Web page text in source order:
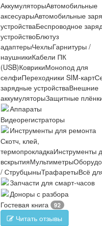
АккумуляторыАвтомобильные
аксесуарыАвтомобильные
устройстваБеспроводное
устройствоБлютуз
адаптерыЧехлыГарнитуры /
наушникиКабели ПК
(USB)КоврикиМонопод для
селфиПереходники SIM-карт
зарядные устройстваВнешние
аккумуляторыЗащитные
Аппараты
Видеорегистраторы
Инструменты для ремонта
Скотч, клей,
термопрокладкаИнструменты
вскрытияМультиметры
/ СтрубцыныТрафаретыВсё
Запчасти для смарт-часов
Доноры с разбора
Гостевая книга
92
Читать отзывы